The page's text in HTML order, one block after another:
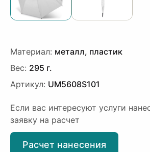
Материал: металл, пластик
Вес: 295 г.
Артикул: UM5608S101
Если вас интересуют услуги
заявку на расчет
Расчет нанесения